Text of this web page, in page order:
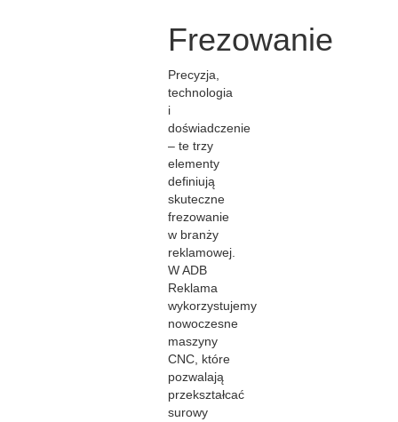
Frezowanie
Precyzja,
technologia
i
doświadczenie
– te trzy
elementy
definiują
skuteczne
frezowanie
w branży
reklamowej.
W ADB
Reklama
wykorzystujemy
nowoczesne
maszyny
CNC, które
pozwalają
przekształcać
surowy